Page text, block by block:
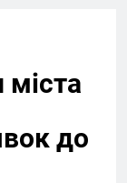
до